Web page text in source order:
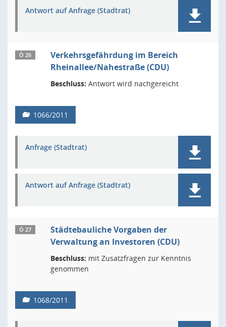
Antwort auf Anfrage (Stadtrat)
Ö 26
Verkehrsgefährdung im Bereich
Rheinallee/Nahestraße (CDU)
Beschluss: Antwort wird nachgereicht
1066/2011
Anfrage (Stadtrat)
Antwort auf Anfrage (Stadtrat)
Ö 27
Städtebauliche Vorgaben der
Verwaltung an Investoren (CDU)
Beschluss: mit Zusatzfragen zur Kenntnis
genommen
1068/2011